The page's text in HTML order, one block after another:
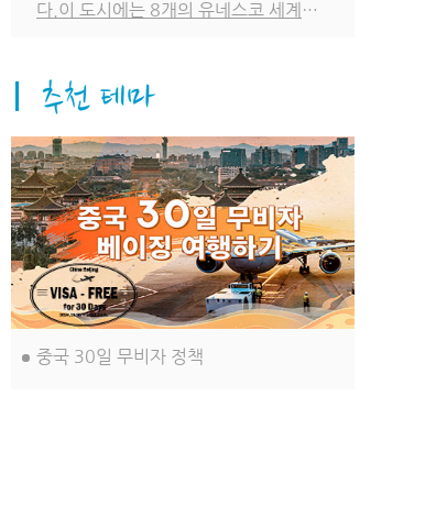
다.이 도시에는 8개의 유네스코 세계문
빛나는 도시 문명이 계승되고 이어져 왔
습니다. 이러한 측면들이 이 도시, 바로
베이징을 더욱 아름답고 독특하게 만들
어 줍니다.
중국 30일 무비자 정책